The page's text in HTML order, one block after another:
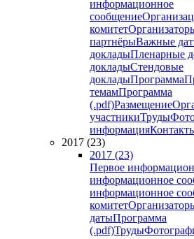
информационное
сообщение
комитет
партнёрыВажные
докладыПленарные
докладыСтендовые
докладыПрограмма
темамПрограмма
(.pdf)Размещение
участникиТруды
информация
2017 (23)
2017 (23)
Первое
информационное
информационное
комитет
датыПрограмма
(.pdf)Труды